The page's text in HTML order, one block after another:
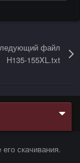
файл
H135-155XL.txt
скачивания.